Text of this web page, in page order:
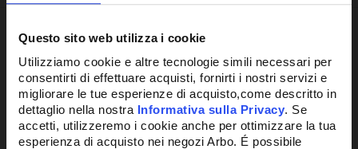
Questo sito web utilizza i cookie
Utilizziamo cookie e altre tecnologie simili necessari per
consentirti di effettuare acquisti, fornirti i nostri servizi e
migliorare le tue esperienze di acquisto,come descritto in
dettaglio nella nostra Informativa sulla Privacy. Se
accetti, utilizzeremo i cookie anche per ottimizzare la tua
esperienza di acquisto nei negozi Arbo. É possibile
Potrebbe anche interessarti